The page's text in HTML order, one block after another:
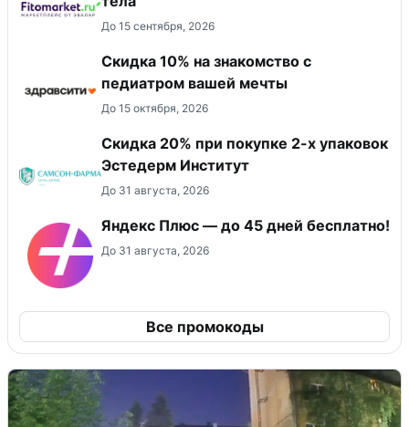
До 15 сентября, 2026
Скидка 10% на знакомство с
педиатром вашей мечты
До 15 октября, 2026
Скидка 20% при покупке 2-х упаковок
Эстедерм Институт
До 31 августа, 2026
Яндекс Плюс — до 45 дней бесплатно!
До 31 августа, 2026
Все промокоды